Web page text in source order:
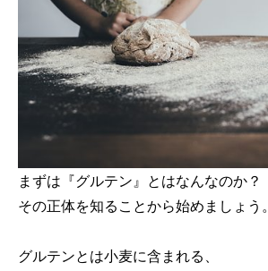
まずは『グルテン』とはなんなのか？
その正体を知ることから始めましょう。
グルテンとは小麦に含まれる、